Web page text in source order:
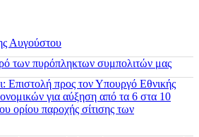
Αυγούστου
των πυρόπληκτων συμπολιτών μας
Επιστολή προς τον Υπουργό Εθνικής
για αύξηση από τα 6 στα 10
ορίου παροχής σίτισης των